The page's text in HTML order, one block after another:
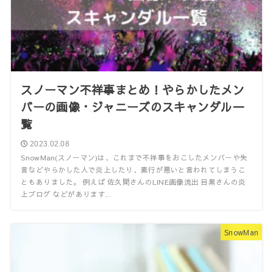
スノーマン不祥事まとめ！やらかしたメン
バーの画像・ジャニーズのスキャンダル一
覧
2023.02.08
SnowMan(スノーマン)は、これまで不祥事をおこしたメンバーや失
言などやらかした人で炎上したり、素行が悪いと言われてしまうこ
ともありました。 例えば 佐久間さんのLINE画像流出 目黒さんの炎
上ブログ などがあります...
SnowMan